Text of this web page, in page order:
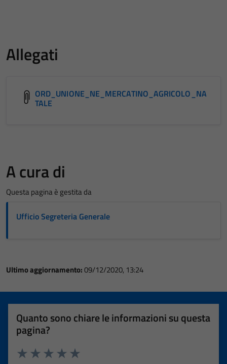
Allegati
ORD_UNIONE_NE_MERCATINO_AGRICOLO_NA
TALE
A cura di
Questa pagina è gestita da
Ufficio Segreteria Generale
Ultimo aggiornamento:09/12/2020, 13:24
Quanto sono chiare le informazioni su questa
pagina?